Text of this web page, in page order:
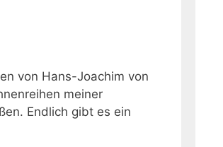
von Hans-Joachim von
meiner
Endlich gibt es ein